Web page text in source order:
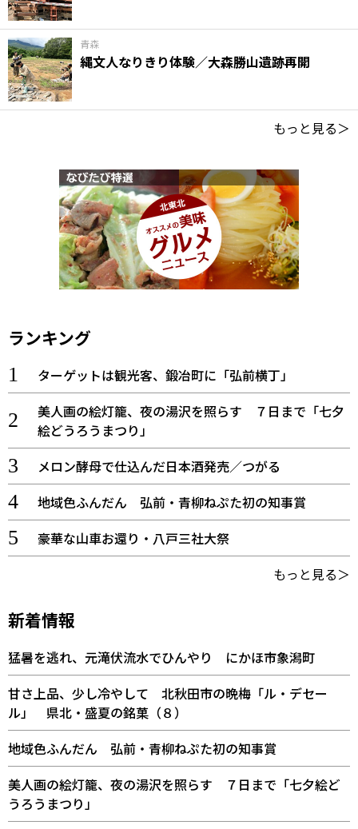
青森
縄文人なりきり体験／大森勝山遺跡再開
もっと見る＞
ランキング
ターゲットは観光客、鍛冶町に「弘前横丁」
美人画の絵灯籠、夜の湯沢を照らす ７日まで「七夕
絵どうろうまつり」
メロン酵母で仕込んだ日本酒発売／つがる
地域色ふんだん 弘前・青柳ねぷた初の知事賞
豪華な山車お還り・八戸三社大祭
もっと見る＞
新着情報
猛暑を逃れ、元滝伏流水でひんやり にかほ市象潟町
甘さ上品、少し冷やして 北秋田市の晩梅「ル・デセー
ル」 県北・盛夏の銘菓（８）
地域色ふんだん 弘前・青柳ねぷた初の知事賞
美人画の絵灯籠、夜の湯沢を照らす ７日まで「七夕絵ど
うろうまつり」